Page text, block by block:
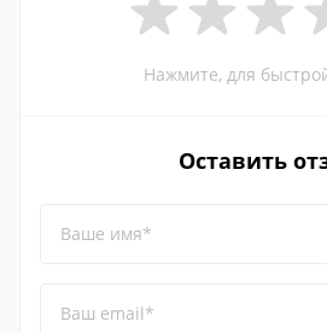
Нажмите, для
Оставить
Ваше имя*
Ваш email*